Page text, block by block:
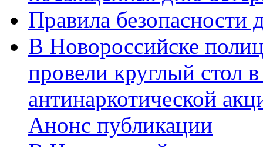
Правила безопасности
В Новороссийске
провели круглый стол
антинаркотической
Анонс публикации